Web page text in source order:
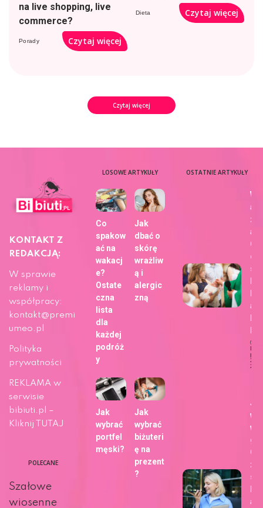
na live shopping, live
commerce?
Porady Czytaj więcej
Dieta Czytaj więcej
Czytaj więcej
KONTAKT Z
REDAKCJĄ:
W sprawie
reklamy i
współpracy:
kontakt@premi
umeo.pl
Polityka
prywatności
REKLAMA w
serwisie
bibiuti.pl –
Kliknij TUTAJ
POLECANE
Szałowe
wiosenne
LOSOWE ARTYKUŁY
Co
spakow
ać na
wakacj
e?
Ostate
czna
lista
dla
każdej
podróż
y
Jak
dbać o
skórę
wrażliw
ą i
alergic
zną
Jak
wybrać
portfel
męski?
Jak
wybrać
biżuteri
ę na
prezent
?
OSTATNIE ARTYKUŁY
aj
a
dla
29